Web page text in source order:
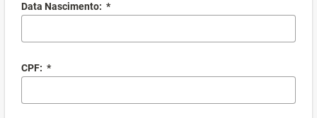
Data Nascimento: *
CPF: *